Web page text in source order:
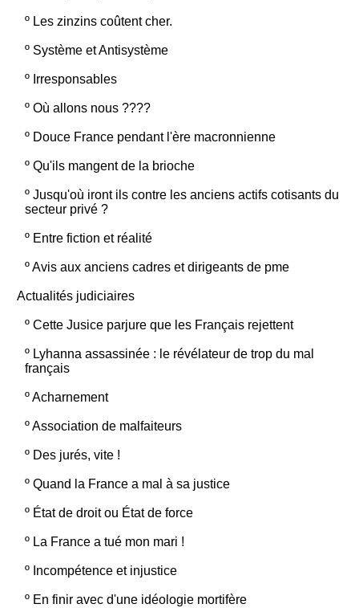
º Les zinzins coûtent cher.
º Système et Antisystème
º Irresponsables
º Où allons nous ????
º Douce France pendant l'ère macronnienne
º Qu'ils mangent de la brioche
º Jusqu'où iront ils contre les anciens actifs cotisants du
secteur privé ?
º Entre fiction et réalité
ºAvis aux anciens cadres et dirigeants de pme
Actualités judiciaires
º Cette Jusice parjure que les Français rejettent
º Lyhanna assassinée : le révélateur de trop du mal
français
ºAcharnement
ºAssociation de malfaiteurs
º Des jurés, vite !
º Quand la France a mal à sa justice
º État de droit ou État de force
º La France a tué mon mari !
º Incompétence et injustice
º En finir avec d'une idéologie mortifère